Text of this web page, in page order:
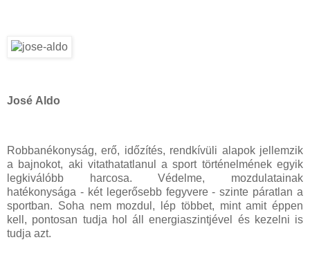
José Aldo
Robbanékonyság, erő, időzítés, rendkívüli alapok jellemzik
a bajnokot, aki vitathatatlanul a sport történelmének egyik
legkiválóbb harcosa. Védelme, mozdulatainak
hatékonysága - két legerősebb fegyvere - szinte páratlan a
sportban. Soha nem mozdul, lép többet, mint amit éppen
kell, pontosan tudja hol áll energiaszintjével és kezelni is
tudja azt.